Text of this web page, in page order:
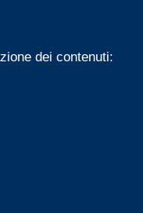
dei contenuti: